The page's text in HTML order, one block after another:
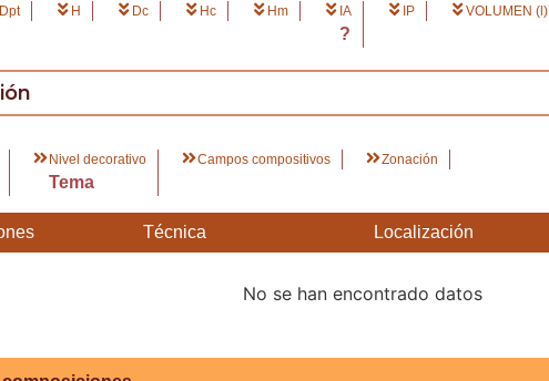
Dpt H Dc Hc Hm IA
?
IP VOLUMEN (l)
Nivel decorativo
Tema
Campos compositivos Zonación
Técnica Localización
No se han encontrado datos